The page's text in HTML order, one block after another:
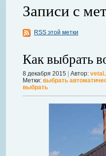
Когда в вашем доме
настроение и вызывает
течение пары недель их
в первые часы принять
Далее...
Записи с
RSS этой метки
Как выбрать
8 декабря 2015 Автор:
Метки: выбрать
выбрать